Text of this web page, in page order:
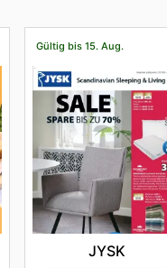
Gültig bis 15. Aug.
JYSK